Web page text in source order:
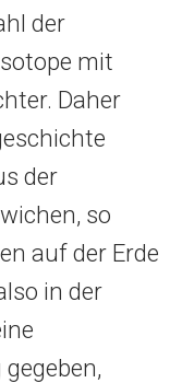
der
mit
Daher
der
so
auf der Erde
in der